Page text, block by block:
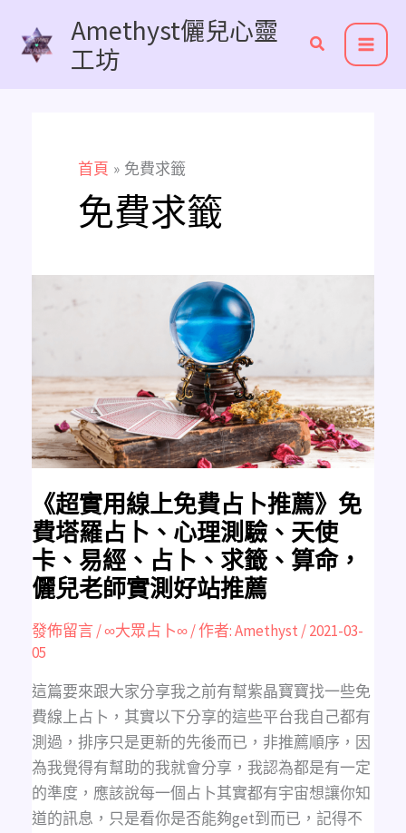
Amethyst儷兒心靈
工坊
首頁 免費求籤
免費求籤
《超實用線上免費占卜推薦》免
費塔羅占卜、心理測驗、天使
卡、易經、占卜、求籤、算命，
儷兒老師實測好站推薦
發佈留言/∞大眾占卜∞/ 作者:Amethyst/2021-03-
05
這篇要來跟大家分享我之前有幫紫晶寶寶找一些免
費線上占卜，其實以下分享的這些平台我自己都有
測過，排序只是更新的先後而已，非推薦順序，因
為我覺得有幫助的我就會分享，我認為都是有一定
的準度，應該說每一個占卜其實都有宇宙想讓你知
道的訊息，只是看你是否能夠get到而已，記得不
《超
卜
推
薦》
免
費
塔
羅
占
心
理
測
驗、
天
使
卡、
易
經、
卜、
求
儷
兒
老
師
實
測
好
站
推
薦